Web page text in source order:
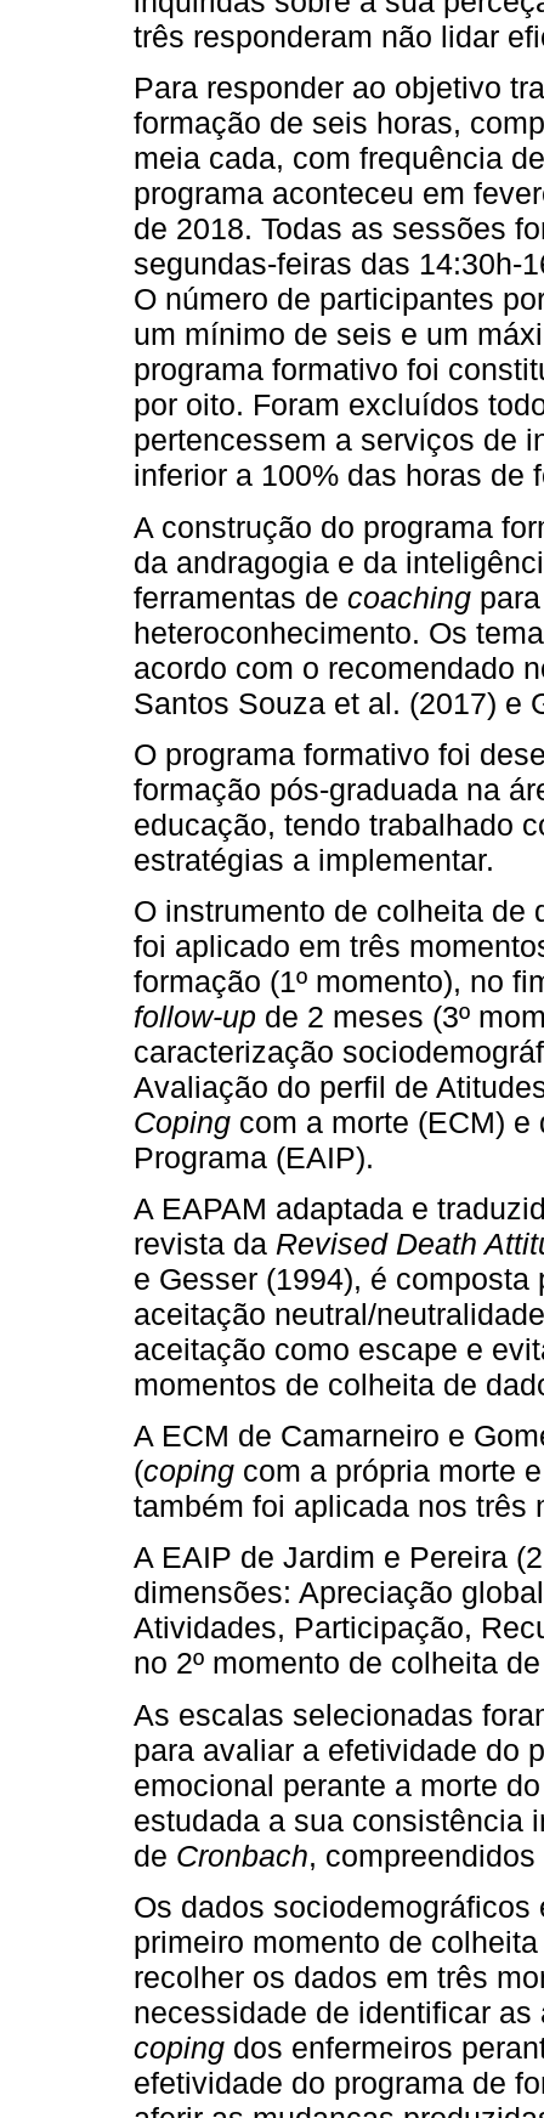
três responderam não lidar
Para responder ao objetivo
formação de seis horas,
meia cada, com frequência
programa aconteceu em
de 2018. Todas as sessões
segundas-feiras das 14:30h-
O número de participantes
um mínimo de seis e um
programa formativo foi
por oito. Foram excluídos
pertencessem a serviços de
inferior a 100% das horas de
A construção do programa
da andragogia e da
ferramentas de coaching
heteroconhecimento. Os
acordo com o recomendado
Santos Souza et al. (2017) e
O programa formativo foi
formação pós-graduada na
educação, tendo trabalhado
estratégias a implementar.
O instrumento de colheita de
foi aplicado em três
formação (1º momento), no
follow-up de 2 meses (3º
caracterização
Avaliação do perfil de
Coping com a morte (ECM)
Programa (EAIP).
A EAPAM adaptada e
revista da Revised Death
e Gesser (1994), é
aceitação neutral/
aceitação como escape e
momentos de colheita de
A ECM de Camarneiro e
(coping com a própria morte
também foi aplicada nos três
A EAIP de Jardim e Pereira
dimensões: Apreciação
Atividades, Participação,
no 2º momento de colheita
As escalas selecionadas
para avaliar a efetividade do
emocional perante a morte
estudada a sua consistência
de Cronbach,
Os dados
primeiro momento de
recolher os dados em três
necessidade de identificar
coping dos enfermeiros
efetividade do programa de